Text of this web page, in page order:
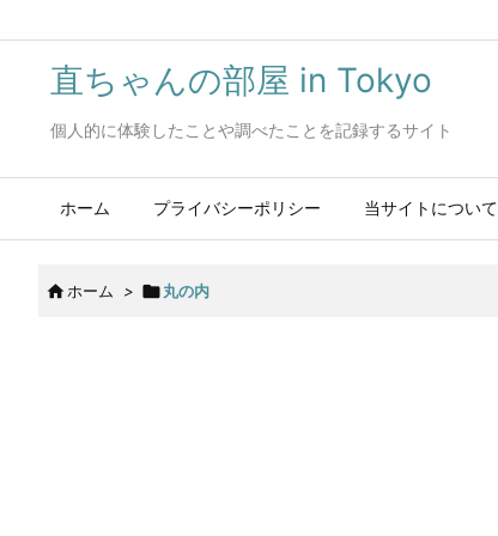
直ちゃんの部屋 in Tokyo
個人的に体験したことや調べたことを記録するサイト
ホーム プライバシーポリシー 当サイトについて
 ホーム > 丸の内